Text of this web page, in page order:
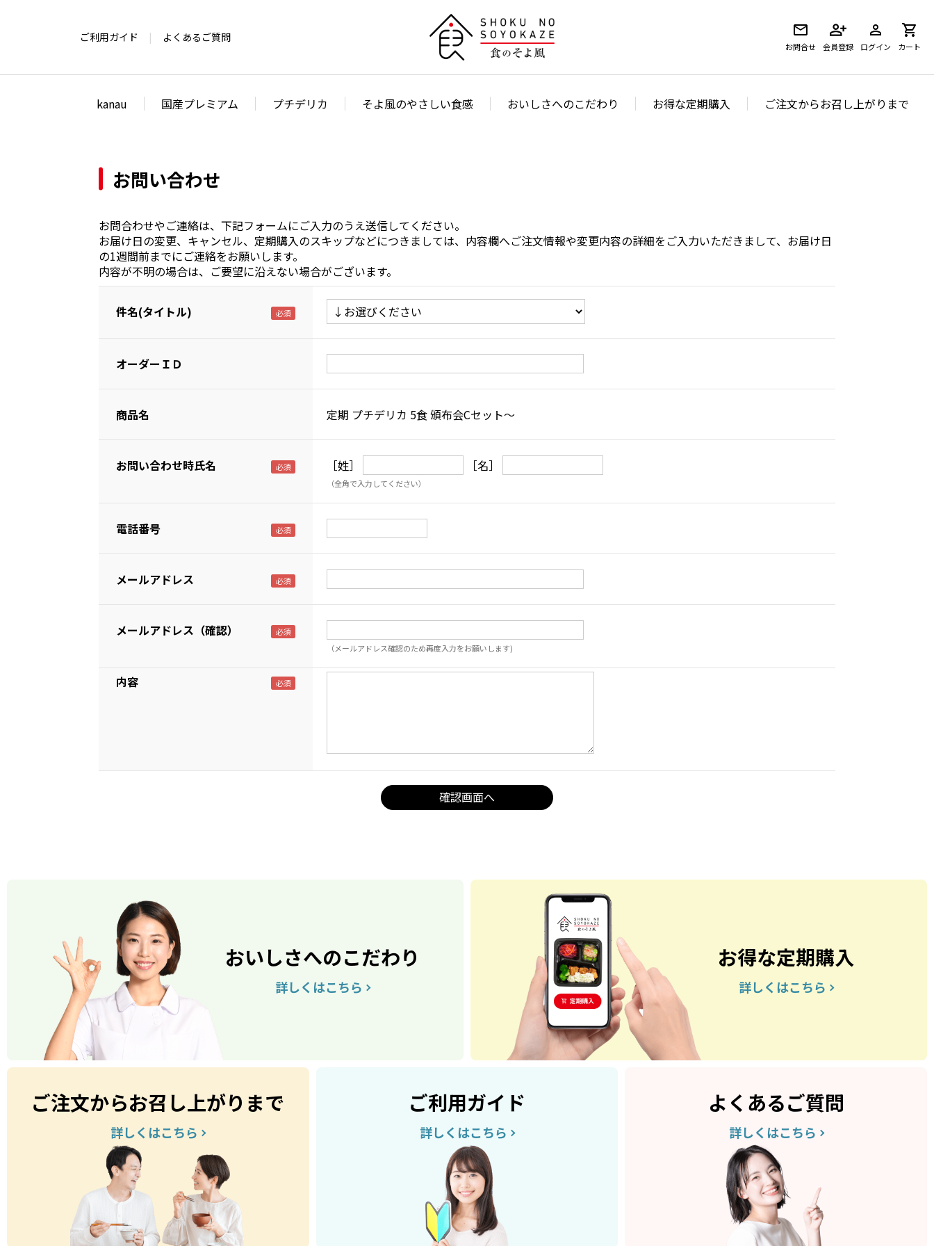
ご利用ガイド よくあるご質問
お問合せ 会員登録 ログイン カート
kanau 国産プレミアム プチデリカ そよ風のやさしい食感 おいしさへのこだわり お得な定期購入 ご注文からお召し上がりまで
お問い合わせ
お問合わせやご連絡は、下記フォームにご入力のうえ送信してください。
お届け日の変更、キャンセル、定期購入のスキップなどにつきましては、内容欄へご注文情報や変更内容の詳細をご入力いただきまして、お届け日
の1週間前までにご連絡をお願いします。
内容が不明の場合は、ご要望に沿えない場合がございます。
件名(タイトル)
オーダーＩＤ
商品名 定期 プチデリカ 5食 頒布会Cセット～
お問い合わせ時氏名 ［姓］ ［名］
（全角で入力してください）
電話番号
メールアドレス
メールアドレス（確認）
（メールアドレス確認のため再度入力をお願いします)
内容
おいしさへのこだわり
詳しくはこちら
お得な定期購入
詳しくはこちら
ご注文からお召し上がりまで
詳しくはこちら
ご利用ガイド
詳しくはこちら
よくあるご質問
詳しくはこちら